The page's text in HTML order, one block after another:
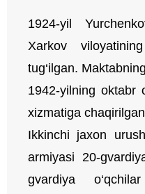
1924-yil
Xarkov
tug‘ilgan.
1942-yilning oktabr
xizmatiga
Ikkinchi jaxon
armiyasi 20-
gvardiya